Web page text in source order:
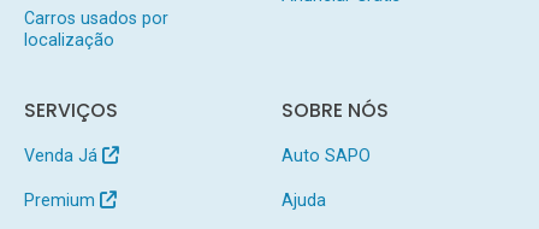
Carros usados por
localização
SERVIÇOS
Venda Já
Premium
SOBRE NÓS
Auto SAPO
Ajuda